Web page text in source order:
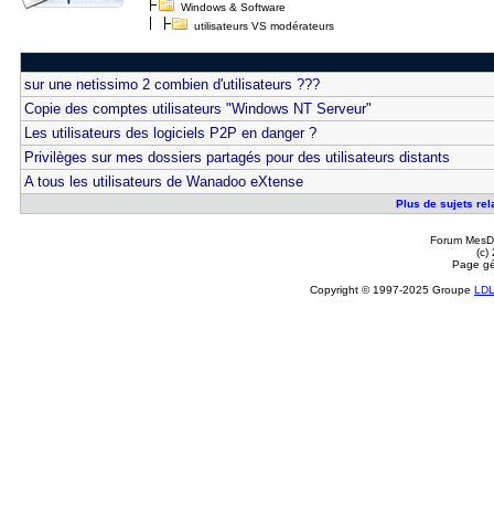
Windows & Software
utilisateurs VS modérateurs
sur une netissimo 2 combien d'utilisateurs ???
Copie des comptes utilisateurs "Windows NT Serveur"
Les utilisateurs des logiciels P2P en danger ?
Privilèges sur mes dossiers partagés pour des utilisateurs distants
A tous les utilisateurs de Wanadoo eXtense
Plus de sujets
Forum
(c)
Page
Copyright © 1997-2025 Groupe